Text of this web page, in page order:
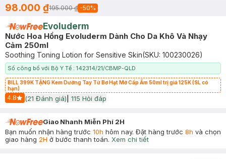
98.000 ₫195.000 ₫ -50%
Evoluderm
Nước Hoa Hồng Evoluderm Dành Cho Da Khô Và Nhạy
Cảm 250ml
Soothing Toning Lotion for Sensitive Skin(SKU: 100230026)
Số công bố với Bộ Y Tế : 142314/21/CBMP-QLD
BILL 399K TẶNG Kem Dưỡng Tay Từ Bơ Hạt Mỡ Cấp Ẩm 50ml trị giá 125K (SL có
hạn)
4.8
Start Icon
(21 Đánh giá) 115 Hỏi đáp
Giao Nhanh Miễn Phí 2H
Bạn muốn nhận hàng trước 10h hôm nay. Đặt hàng trước 8h và chọn
giao hàng 2H ở bước thanh toán. Xem chi tiết